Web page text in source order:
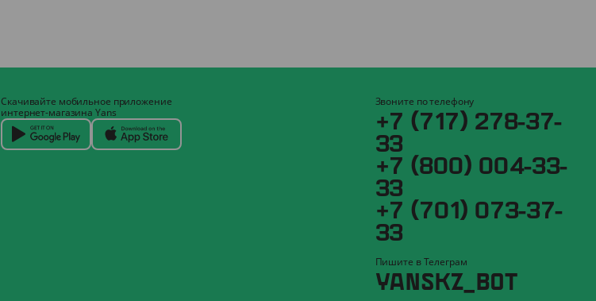
Скачивайте мобильное приложение
интернет-магазина Yans
Звоните по телефону
+7 (717) 278-37-
33
+7 (800) 004-33-
33
+7 (701) 073-37-
33
Пишите в Телеграм
YANSKZ_BOT